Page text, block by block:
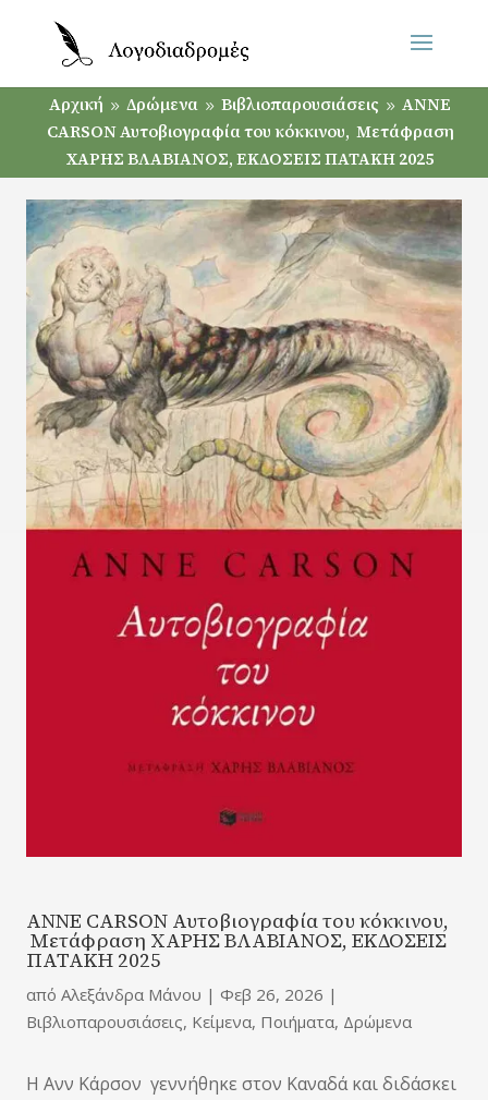
Αρχική 9 Δρώμενα 9 Βιβλιοπαρουσιάσεις 9 ΑNNE
CARSON Αυτοβιογραφία του κόκκινου, Μετάφραση
ΧΑΡΗΣ ΒΛΑΒΙΑΝΟΣ, ΕΚΔΟΣΕΙΣ ΠΑΤΑΚΗ 2025
ΑNNE CARSON Αυτοβιογραφία του κόκκινου,
Μετάφραση ΧΑΡΗΣ ΒΛΑΒΙΑΝΟΣ, ΕΚΔΟΣΕΙΣ
ΠΑΤΑΚΗ 2025
από Αλεξάνδρα Μάνου | Φεβ 26, 2026 |
Βιβλιοπαρουσιάσεις, Κείμενα, Ποιήματα, Δρώμενα
Η Ανν Κάρσον γεννήθηκε στον Καναδά και διδάσκει